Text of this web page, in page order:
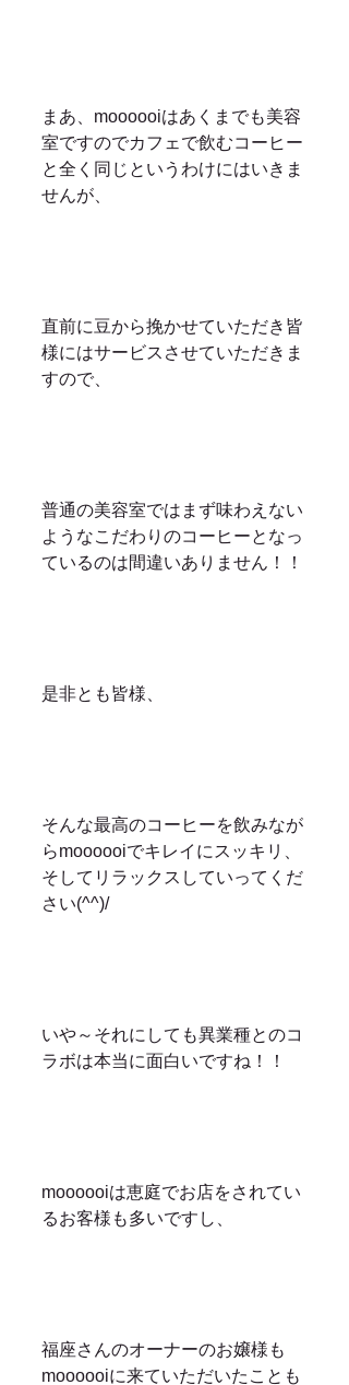
まあ、moooooiはあくまでも美容
室ですのでカフェで飲むコーヒー
と全く同じというわけにはいきま
せんが、
直前に豆から挽かせていただき皆
様にはサービスさせていただきま
すので、
普通の美容室ではまず味わえない
ようなこだわりのコーヒーとなっ
ているのは間違いありません！！
是非とも皆様、
そんな最高のコーヒーを飲みなが
らmoooooiでキレイにスッキリ、
そしてリラックスしていってくだ
さい(^^)/
いや～それにしても異業種とのコ
ラボは本当に面白いですね！！
moooooiは恵庭でお店をされてい
るお客様も多いですし、
福座さんのオーナーのお嬢様も
moooooiに来ていただいたことも